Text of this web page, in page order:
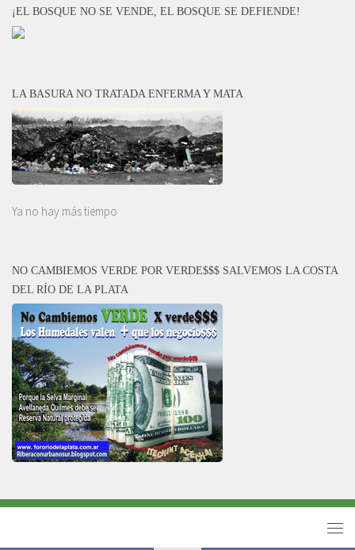
¡EL BOSQUE NO SE VENDE, EL BOSQUE SE DEFIENDE!
LA BASURA NO TRATADA ENFERMA Y MATA
Ya no hay más tiempo
NO CAMBIEMOS VERDE POR VERDE$$$ SALVEMOS LA COSTA
DEL RÍO DE LA PLATA